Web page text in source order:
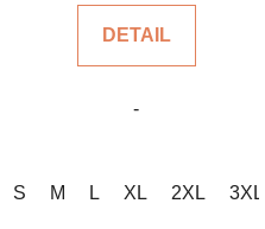
5
DETAIL
-
S M L XL 2XL 3XL